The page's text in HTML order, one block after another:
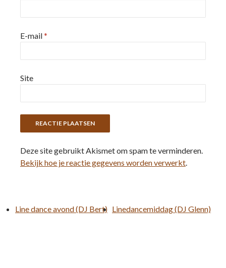
E-mail*
Site
Deze site gebruikt Akismet om spam te verminderen.
Bekijk hoe je reactie gegevens worden verwerkt.
Line dance avond (DJ Bert) Linedancemiddag (DJ Glenn)